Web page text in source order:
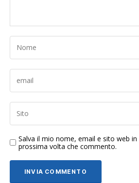
Salva il mio nome, email e sito web
prossima volta che commento.